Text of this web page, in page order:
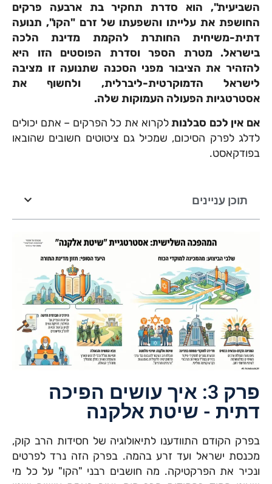
השביעית", הוא סדרת תחקיר בת ארבעה פרקים
החושפת את עלייתו והשפעתו של זרם "הקו", תנועה
דתית-משיחית החותרת להקמת מדינת הלכה
בישראל. מטרת הספר וסדרת הפוסטים הזו היא
להזהיר את הציבור מפני הסכנה שתנועה זו מציבה
לישראל הדמוקרטית-ליברלית, ולחשוף את
אסטרטגיות הפעולה העמוקות שלה.
אם אין לכם סבלנותלקרוא את כל הפרקים – אתם יכולים
לדלג לפרק הסיכום, שמכיל גם ציטוטים חשובים שהובאו
בפודקאסט.
תוכן עניינים
פרק 3: איך עושים הפיכה
דתית - שיטת אלקנה
בפרק הקודם התוודענו לתיאולוגיה של חסידות הרב קוק,
מכנסת ישראל ועד זרע בהמה. בפרק הזה נרד לפרטים
ונכיר את הפרקטיקה. מה חושבים רבני "הקו" על כל מי